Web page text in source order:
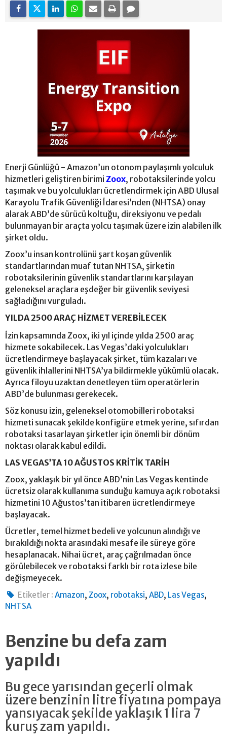
Enerji Günlüğü - Amazon’un otonom paylaşımlı yolculuk
hizmetleri geliştiren birimi Zoox, robotaksilerinde yolcu
taşımak ve bu yolculukları ücretlendirmek için ABD Ulusal
Karayolu Trafik Güvenliği İdaresi’nden (NHTSA) onay
alarak ABD’de sürücü koltuğu, direksiyonu ve pedalı
bulunmayan bir araçta yolcu taşımak üzere izin alabilen ilk
şirket oldu.
Zoox’u insan kontrolünü şart koşan güvenlik
standartlarından muaf tutan NHTSA, şirketin
robotaksilerinin güvenlik standartlarını karşılayan
geleneksel araçlara eşdeğer bir güvenlik seviyesi
sağladığını vurguladı.
YILDA 2500 ARAÇ HİZMET VEREBİLECEK
İzin kapsamında Zoox, iki yıl içinde yılda 2500 araç
hizmete sokabilecek. Las Vegas’daki yolculukları
ücretlendirmeye başlayacak şirket, tüm kazaları ve
güvenlik ihlallerini NHTSA’ya bildirmekle yükümlü olacak.
Ayrıca filoyu uzaktan denetleyen tüm operatörlerin
ABD’de bulunması gerekecek.
Söz konusu izin, geleneksel otomobilleri robotaksi
hizmeti sunacak şekilde konfigüre etmek yerine, sıfırdan
robotaksi tasarlayan şirketler için önemli bir dönüm
noktası olarak kabul edildi.
LAS VEGAS’TA 10 AĞUSTOS KRİTİK TARİH
Zoox, yaklaşık bir yıl önce ABD’nin Las Vegas kentinde
ücretsiz olarak kullanıma sunduğu kamuya açık robotaksi
hizmetini 10 Ağustos’tan itibaren ücretlendirmeye
başlayacak.
Ücretler, temel hizmet bedeli ve yolcunun alındığı ve
bırakıldığı nokta arasındaki mesafe ile süreye göre
hesaplanacak. Nihai ücret, araç çağrılmadan önce
görülebilecek ve robotaksi farklı bir rota izlese bile
değişmeyecek.
Etiketler : Amazon,Zoox, robotaksi,ABD, Las Vegas,
NHTSA
Benzine bu defa zam
yapıldı
Bu gece yarısından geçerli olmak
üzere benzinin litre fiyatına pompaya
yansıyacak şekilde yaklaşık 1 lira 7
kuruş zam yapıldı.